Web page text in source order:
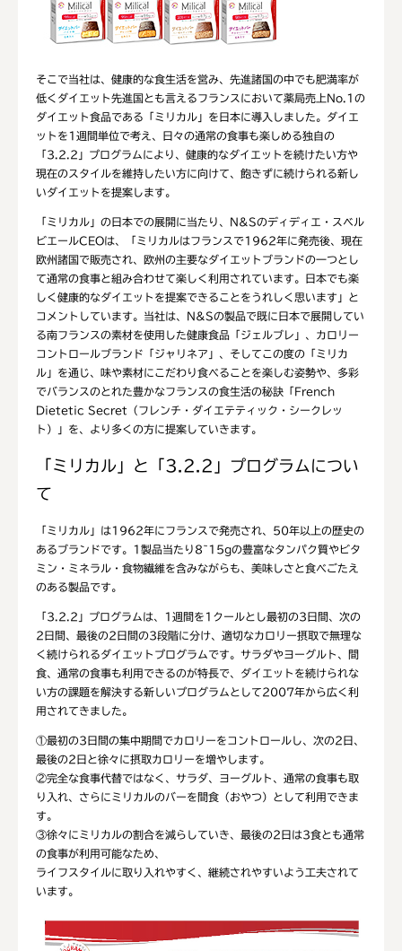
そこで当社は、健康的な食生活を営み、先進諸国の中でも肥満率が
低くダイエット先進国とも言えるフランスにおいて薬局売上No.1の
ダイエット食品である「ミリカル」を日本に導入しました。ダイエ
ットを1週間単位で考え、日々の通常の食事も楽しめる独自の
「3.2.2」プログラムにより、健康的なダイエットを続けたい方や
現在のスタイルを維持したい方に向けて、飽きずに続けられる新し
いダイエットを提案します。
「ミリカル」の日本での展開に当たり、N&Sのディディエ・スベル
ビエールCEOは、「ミリカルはフランスで1962年に発売後、現在
欧州諸国で販売され、欧州の主要なダイエットブランドの一つとし
て通常の食事と組み合わせて楽しく利用されています。日本でも楽
しく健康的なダイエットを提案できることをうれしく思います」と
コメントしています。当社は、N&Sの製品で既に日本で展開してい
る南フランスの素材を使用した健康食品「ジェルブレ」、カロリー
コントロールブランド「ジャリネア」、そしてこの度の「ミリカ
ル」を通じ、味や素材にこだわり食べることを楽しむ姿勢や、多彩
でバランスのとれた豊かなフランスの食生活の秘訣「French
Dietetic Secret（フレンチ・ダイエテティック・シークレッ
ト）」を、より多くの方に提案していきます。
「ミリカル」と「3.2.2」プログラムについ
て
「ミリカル」は1962年にフランスで発売され、50年以上の歴史の
あるブランドです。1製品当たり8~15gの豊富なタンパク質やビタ
ミン・ミネラル・食物繊維を含みながらも、美味しさと食べごたえ
のある製品です。
「3.2.2」プログラムは、1週間を1クールとし最初の3日間、次の
2日間、最後の2日間の3段階に分け、適切なカロリー摂取で無理な
く続けられるダイエットプログラムです。サラダやヨーグルト、間
食、通常の食事も利用できるのが特長で、ダイエットを続けられな
い方の課題を解決する新しいプログラムとして2007年から広く利
用されてきました。
①最初の3日間の集中期間でカロリーをコントロールし、次の2日、
最後の2日と徐々に摂取カロリーを増やします。
②完全な食事代替ではなく、サラダ、ヨーグルト、通常の食事も取
り入れ、さらにミリカルのバーを間食（おやつ）として利用できま
す。
③徐々にミリカルの割合を減らしていき、最後の2日は3食とも通常
の食事が利用可能なため、
ライフスタイルに取り入れやすく、継続されやすいよう工夫されて
います。